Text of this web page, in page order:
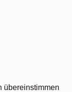
übereinstimmen